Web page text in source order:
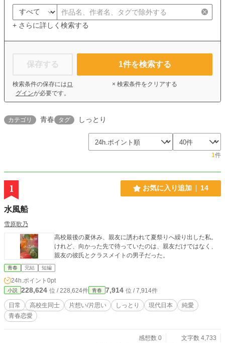
+ さらに詳しく検索する
保存する
検索条件の保存には ロ
グインが必要です。
1件を検索する
× 検索条件をクリアする
カテゴリ 青春 タグ しっとり
1件
1 お気に入り追加 14
水風船
雪原歌乃
高校最後の夏休み、親友に誘われて夏祭りへ繰り出した私。
けれど、向かった先で待っていたのは、親友だけではなく、
親友の彼氏とクラスメイトの男子だった。
青春 完結 短編
24h.ポイント 0pt
小説 228,624 位 / 228,624件 青春 7,914 位 / 7,914件
日常 高校生同士 片想い/片思い しっとり 現代日本
純愛
青春恋愛
感想数 0
文字数 4,733